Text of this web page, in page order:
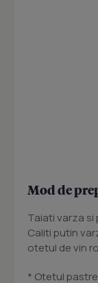
Mod de
Taiati varza
Caliti putin
otetul de vin
* Otetul